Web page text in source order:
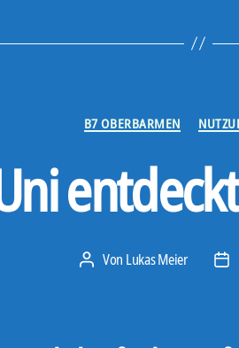
B7 OBERBARMEN
Beitragsautor
Von Lukas Meier